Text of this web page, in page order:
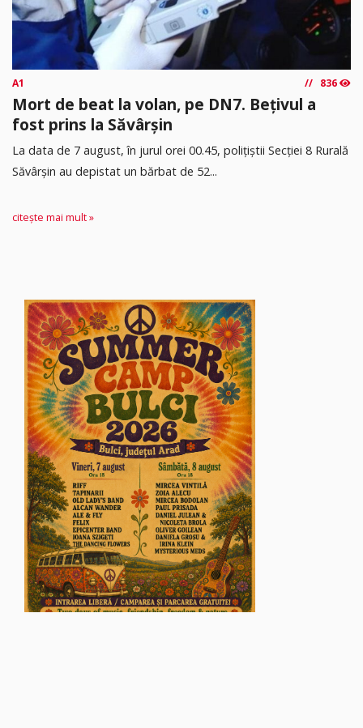
A1 836
Mort de beat la volan, pe DN7. Bețivul a
fost prins la Săvârșin
​La data de 7 august, în jurul orei 00.45, polițiștii Secției 8 Rurală
Săvârșin au depistat un bărbat de 52...
citește mai mult »